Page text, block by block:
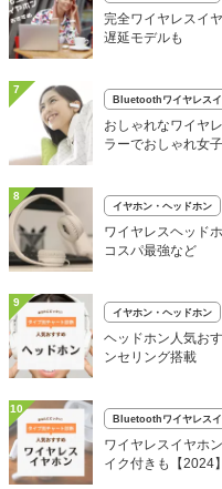
完全ワイヤレスイ
遅延モデルも
7
Bluetoothワイヤレス
おしゃれなワイヤ
ラーでおしゃれ女
8
イヤホン・ヘッドホン
ワイヤレスヘッド
コスパ最強など
9
イヤホン・ヘッドホン
ヘッドホン人気お
ンセリング搭載
10
Bluetoothワイヤレス
ワイヤレスイヤホ
イク付きも【2024】